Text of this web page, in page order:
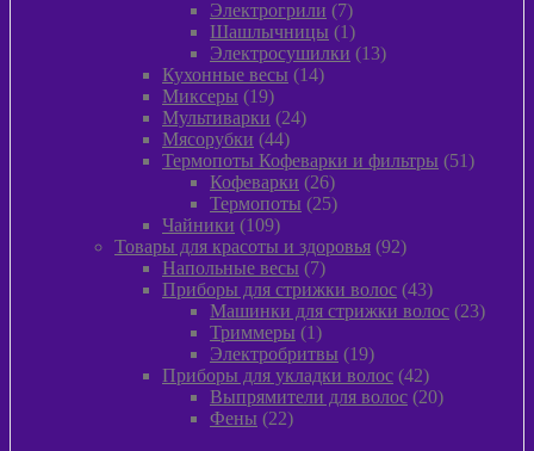
товаров
Электрогрили 77
товаров
Шашлычницы 11
товар
Электросушилки 1313
Кухонные весы 1414
Миксеры 1919
товаров
Мультиварки 2424
Мясорубки 4444
товара
Термопоты Кофеварки и фильтры 5151
Кофеварки 2626
товаров
Термопоты 2525
Чайники 109109
товаров
Товары для красоты и здоровья 9292
Напольные весы 77
товаров
Приборы для стрижки волос 4343
товара
Машинки для стрижки волос 2323
Триммеры 11
товар
Электробритвы 1919
товаров
Приборы для укладки волос 4242
товара
Выпрямители для волос 2020
Фены 2222